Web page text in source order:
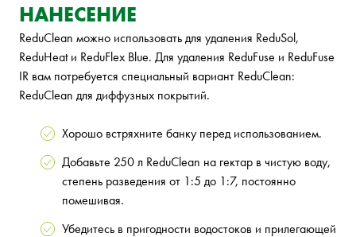
НАНЕСЕНИЕ
ReduClean можно использовать для удаления ReduSol,
ReduHeat и ReduFlex Blue. Для удаления ReduFuse и ReduFuse
IR вам потребуется специальный вариант ReduClean:
ReduClean для диффузных покрытий.
Хорошо встряхните банку перед использованием.
Добавьте 250 л ReduClean на гектар в чистую воду,
степень разведения от 1:5 до 1:7, постоянно
помешивая.
Убедитесь в пригодности водостоков и прилегающей